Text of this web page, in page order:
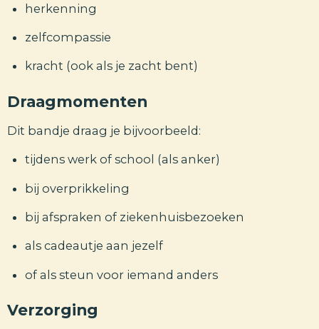
herkenning
zelfcompassie
kracht (ook als je zacht bent)
Draagmomenten
Dit bandje draag je bijvoorbeeld:
tijdens werk of school (als anker)
bij overprikkeling
bij afspraken of ziekenhuisbezoeken
als cadeautje aan jezelf
of als steun voor iemand anders
Verzorging